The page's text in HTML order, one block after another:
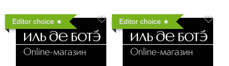
Editor choice Editor choice